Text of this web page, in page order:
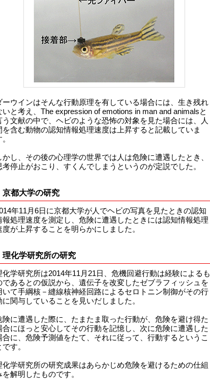
ーウインはそんな行動原理を有している場合には、生き残れ
いと考え、The expression of emotions in man and animalsと
う文献の中で、ヘビのような恐怖の対象を見た場合には、人
を含む動物の認知情報処理速度は上昇すると記載していま
かし、その後の心理学の世界では人は危険に遭遇したとき、
考停止がおこり、すくんでしまうというのが定説でした。
京都大学の研究
年11月6日に京都大学が人でヘビの写真を見たときの認知
報処理速度を測定し、危険に遭遇したときには認知情報処理
度が上昇することを明らかにしました。
理化学研究所の研究
化学研究所は2014年11月21日、危機回避行動は経験によるも
であるとの仮説から、遺伝子を改変したゼブラフィッシュを
いて手綱核－縫線核神経回路によるセロトニン制御がその行
に関与していることを見いだしました。
険に遭遇した際に、たまたま取った行動が、危険を避け得た
合にほっと安心してその行動を記憶し、次に危険に遭遇した
合に、危険予測値をたて、それに従って、行動するというこ
です。
化学研究所の研究成果はあらかじめ危険を避けるための仕組
を解明したものです。